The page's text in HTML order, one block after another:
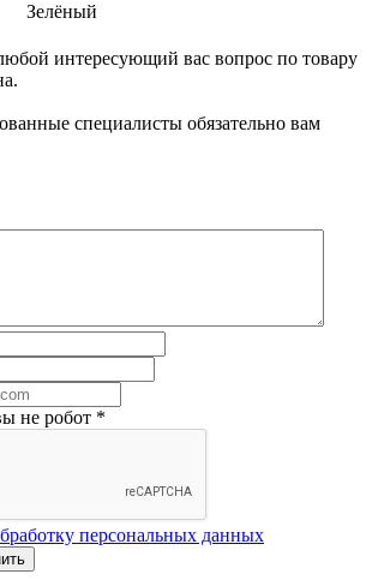
Зелёный
интересующий вас вопрос по товару
специалисты обязательно вам
не робот *
персональных данных